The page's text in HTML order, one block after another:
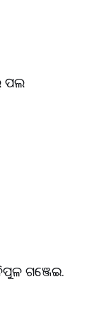
ପଲ
ଗଞ୍ଜେଇ.